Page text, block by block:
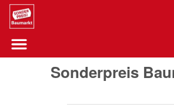
Sounder Preis Logo
Menü öffnen-Schaltfläche
Sonderpreis